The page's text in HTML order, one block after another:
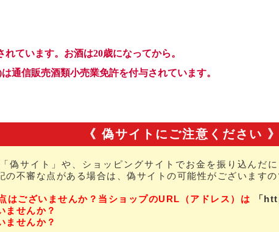
《 偽サイトにご注意ください 》
偽サイト」や、ショッピングサイトでお金を振り込んだ
の不審な点がある場合は、偽サイトの可能性がございます
はございませんか？当ショップのURL（アドレス）は 「
ませんか？
ませんか？